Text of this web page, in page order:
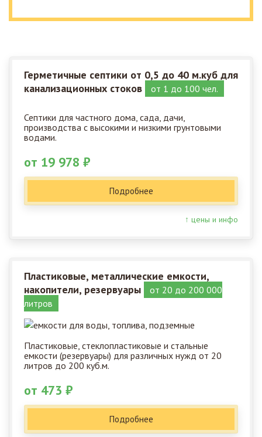
Герметичные септики от 0,5 до 40 м.куб для
канализационных стоков
от 1 до 100 чел.
Септики для частного дома, сада, дачи,
производства с высокими и низкими грунтовыми
водами.
от 19 978 ₽
Подробнее
↑ цены и инфо
Пластиковые, металлические емкости,
накопители, резервуары
от 20 до 200 000
литров
Пластиковые, стеклопластиковые и стальные
емкости (резервуары) для различных нужд от 20
литров до 200 куб.м.
от 473 ₽
Подробнее